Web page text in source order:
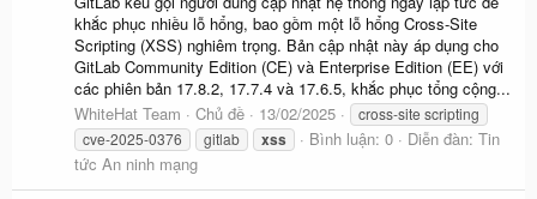
khắc phục nhiều lỗ hổng, bao gồm một lỗ hổng Cross-Site
Scripting (XSS) nghiêm trọng. Bản cập nhật này áp dụng cho
GitLab Community Edition (CE) và Enterprise Edition (EE) với
các phiên bản 17.8.2, 17.7.4 và 17.6.5, khắc phục tổng cộng...
WhiteHat Team
Chủ đề 13/02/2025
cross-site scripting
cve-2025-0376
gitlab xss Bình luận: 0 Diễn đàn: Tin
tức An ninh mạng